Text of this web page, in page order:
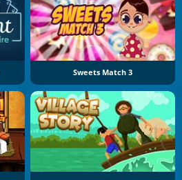
Sweets Match 3